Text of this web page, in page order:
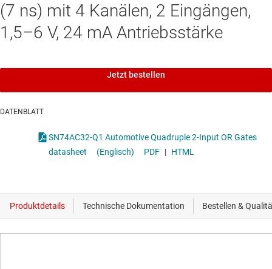
(7 ns) mit 4 Kanälen, 2 Eingängen,
1,5–6 V, 24 mA Antriebsstärke
Jetzt bestellen
DATENBLATT
SN74AC32-Q1 Automotive Quadruple 2-Input OR Gates
datasheet
(Englisch) PDF | HTML